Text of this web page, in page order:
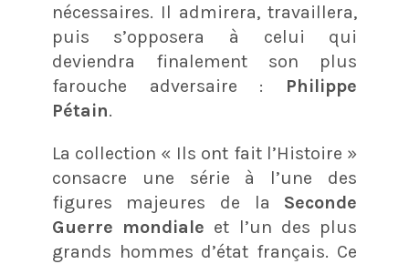
nécessaires. Il admirera, travaillera,
puis s’opposera à celui qui
deviendra finalement son plus
farouche adversaire : Philippe
Pétain.
La collection « Ils ont fait l’Histoire »
consacre une série à l’une des
figures majeures de la Seconde
Guerre mondiale et l’un des plus
grands hommes d’état français. Ce